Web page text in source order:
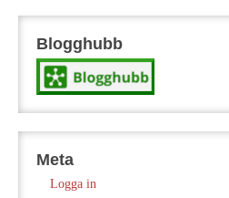
Blogghubb
Meta
Logga in